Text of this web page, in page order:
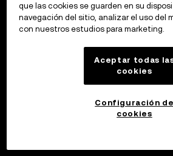
que las cookies se guarden en su
navegación del sitio, analizar el uso del
con nuestros estudios para marketing.
Aceptar todas
cookies
Configuración de
cookies